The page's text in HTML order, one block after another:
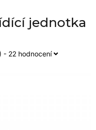
jednotka
22 hodnocení